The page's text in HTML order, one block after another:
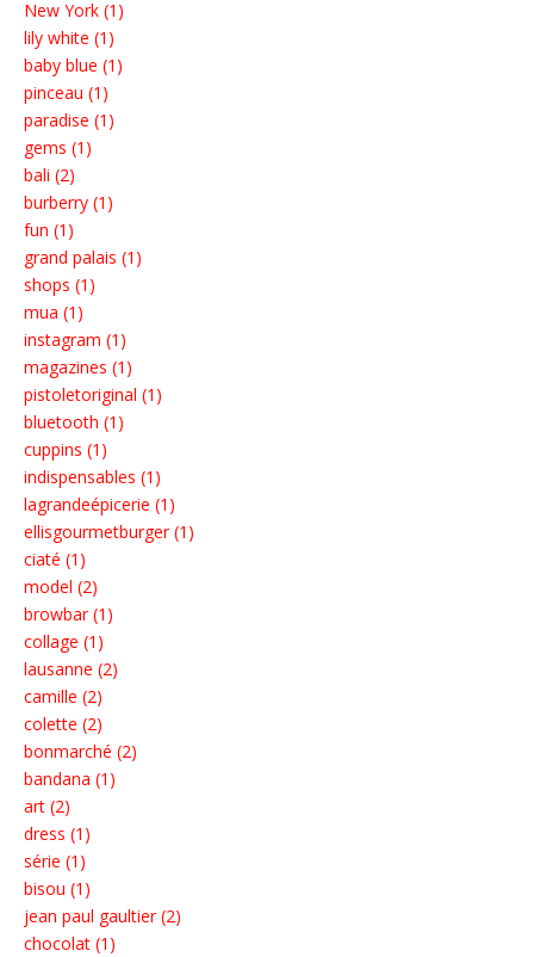
New York (1)
lily white (1)
baby blue (1)
pinceau (1)
paradise (1)
gems (1)
bali (2)
burberry (1)
fun (1)
grand palais (1)
shops (1)
mua (1)
instagram (1)
magazines (1)
pistoletoriginal (1)
bluetooth (1)
cuppins (1)
indispensables (1)
lagrandeépicerie (1)
ellisgourmetburger (1)
ciaté (1)
model (2)
browbar (1)
collage (1)
lausanne (2)
camille (2)
colette (2)
bonmarché (2)
bandana (1)
art (2)
dress (1)
série (1)
bisou (1)
jean paul gaultier (2)
chocolat (1)